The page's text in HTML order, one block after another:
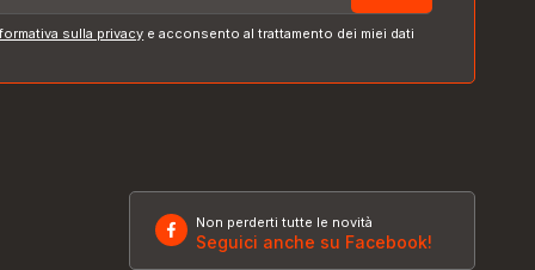
sulla privacy e acconsento al trattamento dei miei dati
Non perderti tutte le novità
Seguici anche su Facebook!